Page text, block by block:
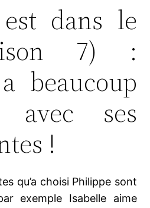
est dans le
7) :
beaucoup
ses
!
qu’a choisi Philippe sont
exemple Isabelle aime